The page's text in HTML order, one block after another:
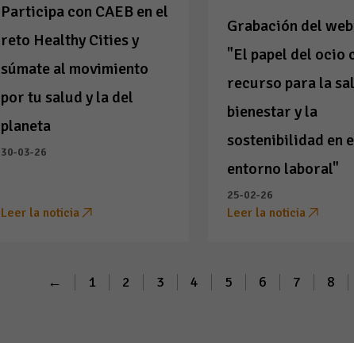
Participa con CAEB en el
reto Healthy Cities y
súmate al movimiento
por tu salud y la del
planeta
30-03-26
Leer la noticia
Grabación del
"El papel del ocio
recurso para la
bienestar y la
sostenibilidad en
entorno laboral"
25-02-26
Leer la noticia
← 1 2 3 4 5 6 7 8